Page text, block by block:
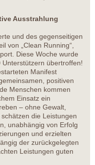
Ausstrahlung
und des gegenseitigen
von „Clean Running“,
Diese Woche wurde
übertroffen!
Manifest
positiven
Menschen kommen
Einsatz ein
– ohne Gewalt,
die Leistungen
unabhängig von Erfolg
und erzielten
der zurückgelegten
Leistungen guten